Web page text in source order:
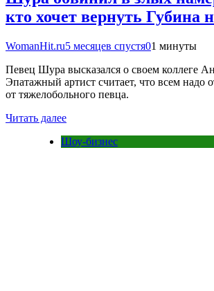
кто хочет вернуть Губина
WomanHit.ru5 месяцев спустя01 минуты
Певец Шура высказался о своем коллеге
Эпатажный артист считает, что всем надо
от тяжелобольного певца.
Читать далее
Шоу-бизнес